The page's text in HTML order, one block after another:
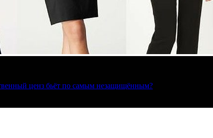
ценз бьёт по самым незащищённым?